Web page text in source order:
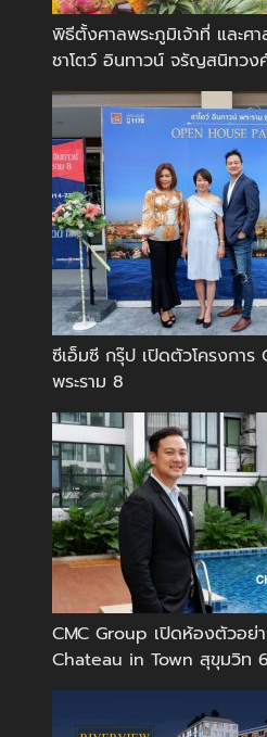
พิธีตั้งศาลพระภูมิเจ้าที่ และศ
ชาโตว์ อินทาวน์ จรัญสนิทว
ซีเอ็มซี กรุ๊ป เปิดตัวโครงกา
พระราม 8
CMC Group เปิดห้องตัวอย่
Chateau in Town สุขุมวิท